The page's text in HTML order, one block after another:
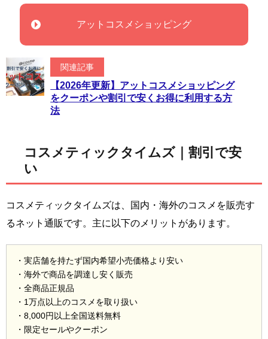
アットコスメショッピング
関連記事
【2026年更新】アットコスメショッピング
をクーポンや割引で安くお得に利用する方
法
コスメティックタイムズ｜割引で安
い
コスメティックタイムズは、国内・海外のコスメを販売す
るネット通販です。主に以下のメリットがあります。
・実店舗を持たず国内希望小売価格より安い
・海外で商品を調達し安く販売
・全商品正規品
・1万点以上のコスメを取り扱い
・8,000円以上全国送料無料
・限定セールやクーポン